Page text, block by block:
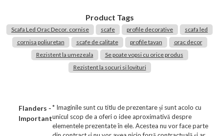
Product Tags
Scafa Led Orac Decor. cornise scafe profile decorative
scafa led
cornisa poliuretan
scafe de calitate profile tavan
orac decor
Rezistent la umezeala
Se poate vopsi cu orice produs
Rezistent la socuri si lovituri
Flanders -
Important
* Imaginile sunt cu titlu de prezentare și sunt acolo cu
unicul scop de a oferi o idee aproximativă despre
elementele prezentate în ele. Acestea nu vor face parte